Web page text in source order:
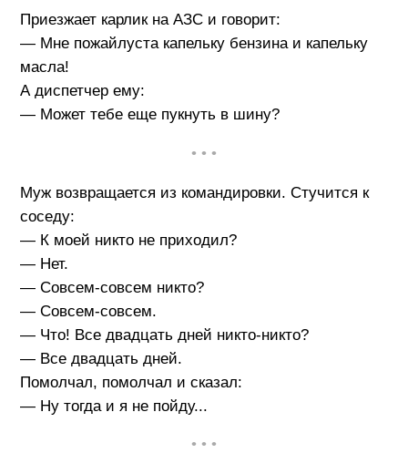
Приезжает карлик на АЗС и говорит:
— Мне пожайлуста капельку бензина и капельку
масла!
А диспетчер ему:
— Может тебе еще пукнуть в шину?
• • •
Муж возвращается из командировки. Стучится к
соседу:
— К моей никто не приходил?
— Нет.
— Совсем-совсем никто?
— Совсем-совсем.
— Что! Все двадцать дней никто-никто?
— Все двадцать дней.
Помолчал, помолчал и сказал:
— Ну тогда и я не пойду...
• • •